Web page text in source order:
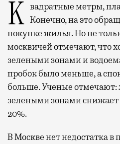
Квадратные метры, планировки, вид из окон. Конечно, на это
покупке жилья. Но не
москвичей отмечают, что
зелеными зонами и
пробок было меньше, а
больше. Ученые отмечают:
зелеными зонами снижает
20%.
В Москве нет недостатка в